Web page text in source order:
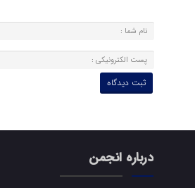
درباره انجمن